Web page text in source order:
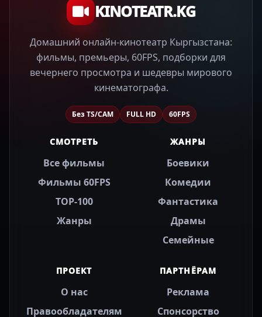
KINOTEATR.KG
Домашний онлайн-кинотеатр Кыргызстана:
фильмы, премьеры, 60FPS, подборки для
вечернего просмотра и шедевры мирового
кинематографа.
Без TS/CAM FULL HD 60FPS
СМОТРЕТЬ
Все фильмы
Фильмы 60FPS
TOP-100
Жанры
ЖАНРЫ
Боевики
Комедии
Фантастика
Драмы
Семейные
ПРОЕКТ
О нас
Правообладателям
ПАРТНЁРАМ
Реклама
Спонсорство